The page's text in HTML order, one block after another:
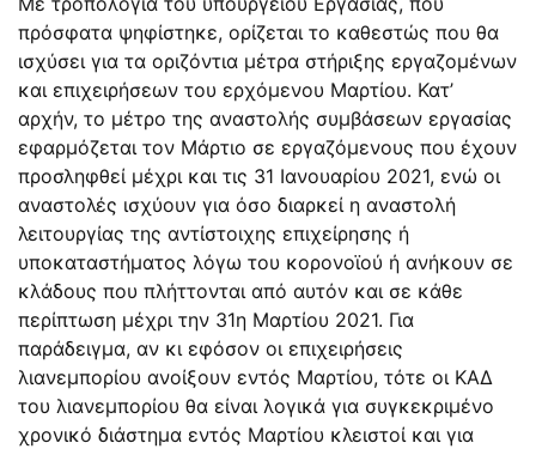
πρόσφατα ψηφίστηκε, ορίζεται το καθεστώς που θα
ισχύσει για τα οριζόντια μέτρα στήριξης εργαζομένων
και επιχειρήσεων του ερχόμενου Μαρτίου. Κατ’
αρχήν, το μέτρο της αναστολής συμβάσεων εργασίας
εφαρμόζεται τον Μάρτιο σε εργαζόμενους που έχουν
προσληφθεί μέχρι και τις 31 Ιανουαρίου 2021, ενώ οι
αναστολές ισχύουν για όσο διαρκεί η αναστολή
λειτουργίας της αντίστοιχης επιχείρησης ή
υποκαταστήματος λόγω του κορονοϊού ή ανήκουν σε
κλάδους που πλήττονται από αυτόν και σε κάθε
περίπτωση μέχρι την 31η Μαρτίου 2021. Για
παράδειγμα, αν κι εφόσον οι επιχειρήσεις
λιανεμπορίου ανοίξουν εντός Μαρτίου, τότε οι ΚΑΔ
του λιανεμπορίου θα είναι λογικά για συγκεκριμένο
χρονικό διάστημα εντός Μαρτίου κλειστοί και για